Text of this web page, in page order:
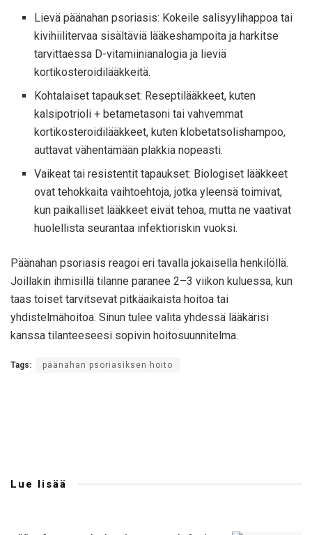
Lievä päänahan psoriasis: Kokeile salisyylihappoa tai
kivihiilitervaa sisältäviä lääkeshampoita ja harkitse
tarvittaessa D-vitamiinianalogia ja lieviä
kortikosteroidilääkkeitä.
Kohtalaiset tapaukset: Reseptilääkkeet, kuten
kalsipotrioli + betametasoni tai vahvemmat
kortikosteroidilääkkeet, kuten klobetatsolishampoo,
auttavat vähentämään plakkia nopeasti.
Vaikeat tai resistentit tapaukset: Biologiset lääkkeet
ovat tehokkaita vaihtoehtoja, jotka yleensä toimivat,
kun paikalliset lääkkeet eivät tehoa, mutta ne vaativat
huolellista seurantaa infektioriskin vuoksi.
Päänahan psoriasis reagoi eri tavalla jokaisella henkilöllä.
Joillakin ihmisillä tilanne paranee 2–3 viikon kuluessa, kun
taas toiset tarvitsevat pitkäaikaista hoitoa tai
yhdistelmähoitoa. Sinun tulee valita yhdessä lääkärisi
kanssa tilanteeseesi sopivin hoitosuunnitelma.
Tags: päänahan psoriasiksen hoito
Lue lisää